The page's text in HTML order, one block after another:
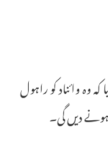
کہ وہ وائناد کو راہول
دیں گی۔